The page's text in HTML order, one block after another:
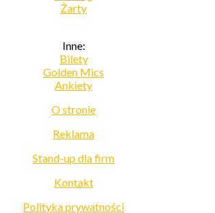
Żarty
Inne:
Bilety
Golden Mics
Ankiety
O stronie
Reklama
Stand-up dla firm
Kontakt
Polityka prywatności